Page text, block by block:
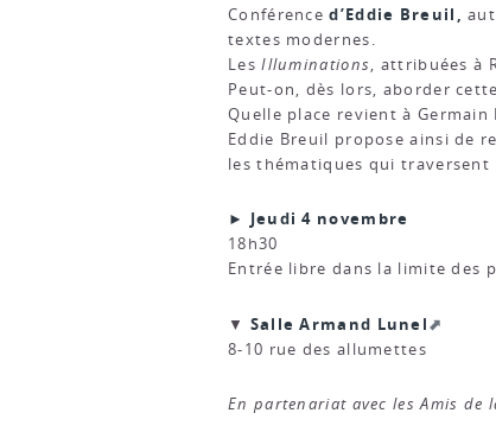
Conférenced’Eddie Breuil,
textes modernes.
LesIlluminations, attribuées à
Peut-on, dès lors, aborder
Quelle place revient à Germain
Eddie Breuil propose ainsi de
les thématiques qui traversent
► Jeudi 4 novembre
18h30
Entrée libre dans la limite des
▼ Salle Armand Lunel
8-10 rue des allumettes
En partenariat avec les Amis de